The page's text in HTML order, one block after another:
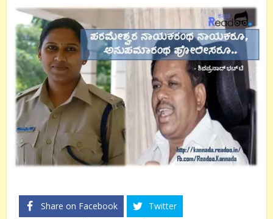
Share on Facebook Twitter